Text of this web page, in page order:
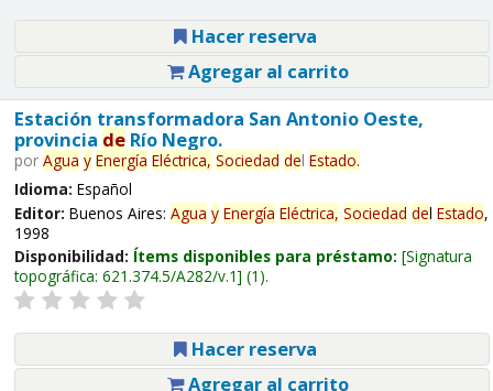
Hacer reserva
Agregar al carrito
Estación transformadora San Antonio Oeste,
provincia deRío Negro.
por Agua y Energía Eléctrica, Sociedad del Estado.
Idioma: Español
Editor: Buenos Aires: Agua y Energía Eléctrica, Sociedad del Estado,
1998
Disponibilidad: Ítems disponibles para préstamo: Signatura
topográfica: 621.374.5/A282/v.1 (1).
Hacer reserva
Agregar al carrito